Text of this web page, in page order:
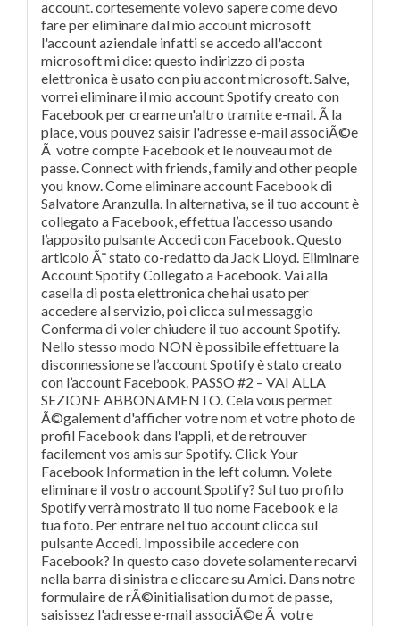
account. cortesemente volevo sapere come devo
fare per eliminare dal mio account microsoft
l'account aziendale infatti se accedo all'accont
microsoft mi dice: questo indirizzo di posta
elettronica è usato con piu accont microsoft. Salve,
vorrei eliminare il mio account Spotify creato con
Facebook per crearne un'altro tramite e-mail. Ã la
place, vous pouvez saisir l'adresse e-mail associÃ©e
Ã votre compte Facebook et le nouveau mot de
passe. Connect with friends, family and other people
you know. Come eliminare account Facebook di
Salvatore Aranzulla. In alternativa, se il tuo account è
collegato a Facebook, effettua l’accesso usando
l’apposito pulsante Accedi con Facebook. Questo
articolo Ã¨ stato co-redatto da Jack Lloyd. Eliminare
Account Spotify Collegato a Facebook. Vai alla
casella di posta elettronica che hai usato per
accedere al servizio, poi clicca sul messaggio
Conferma di voler chiudere il tuo account Spotify.
Nello stesso modo NON è possibile effettuare la
disconnessione se l’account Spotify è stato creato
con l’account Facebook. PASSO #2 – VAI ALLA
SEZIONE ABBONAMENTO. Cela vous permet
Ã©galement d'afficher votre nom et votre photo de
profil Facebook dans l'appli, et de retrouver
facilement vos amis sur Spotify. Click Your
Facebook Information in the left column. Volete
eliminare il vostro account Spotify? Sul tuo profilo
Spotify verrà mostrato il tuo nome Facebook e la
tua foto. Per entrare nel tuo account clicca sul
pulsante Accedi. Impossibile accedere con
Facebook? In questo caso dovete solamente recarvi
nella barra di sinistra e cliccare su Amici. Dans notre
formulaire de rÃ©initialisation du mot de passe,
saisissez l'adresse e-mail associÃ©e Ã votre